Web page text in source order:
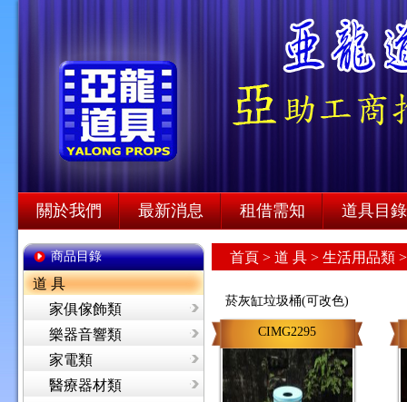
關於我們 最新消息 租借需知 道具目錄
商品目錄
道 具
家俱傢飾類
樂器音響類
家電類
醫療器材類
首頁 > 道 具 > 生活用品類
菸灰缸垃圾桶(可改色)
CIMG2295